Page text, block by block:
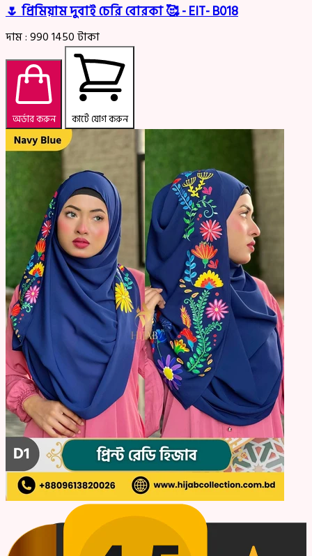
🌷 প্রিমিয়াম দুবাই চেরি বোরকা 🥰 - EIT- B018
দাম :9901450টাকা
অর্ডার করুন কার্টে যোগ করুন